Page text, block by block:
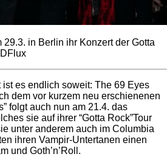
in Berlin ihr Konzert der Gotta
ist es endlich soweit: The 69 Eyes
dem vor kurzem neu erschienenen
folgt auch nun am 21.4. das
sie auf ihrer “Gotta Rock”Tour
unter anderem auch im Columbia
ihren Vampir-Untertanen einen
und Goth’n’Roll.